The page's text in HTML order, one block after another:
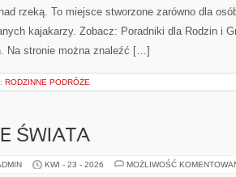
rzeką. To miejsce stworzone zarówno dla
kajakarzy. Zobacz: Poradniki dla Rodzin i
Na stronie można znaleźć […]
RODZINNE PODRÓŻE
ŚWIATA
KWI - 23 - 2026 MOŻLIWOŚĆ